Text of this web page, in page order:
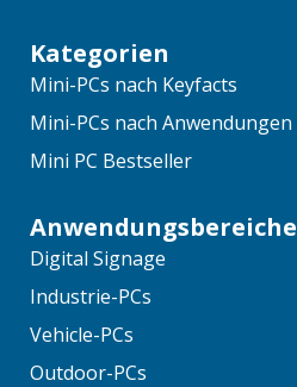
Kategorien
Mini-PCs nach Keyfacts
Mini-PCs nach Anwendungen
Mini PC Bestseller
Anwendungsbereiche
Digital Signage
Industrie-PCs
Vehicle-PCs
Outdoor-PCs